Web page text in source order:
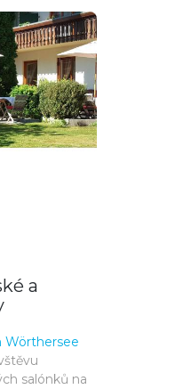
a
Wörthersee
salónků na